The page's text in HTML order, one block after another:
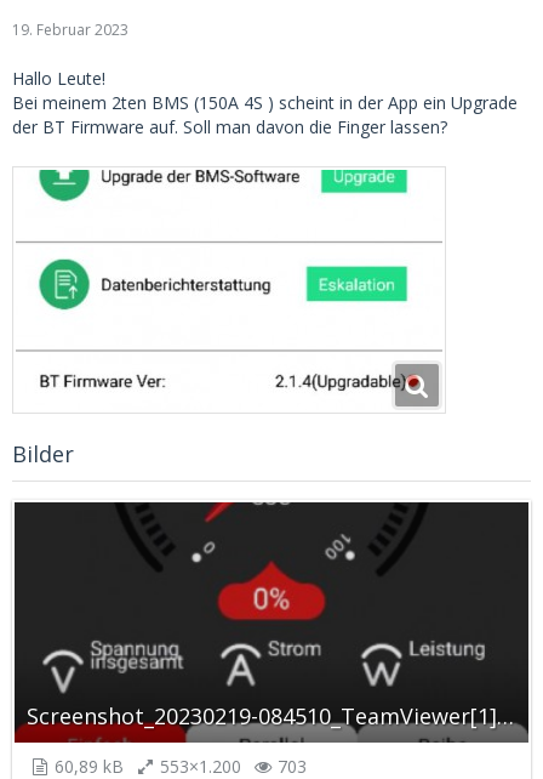
19. Februar 2023
Hallo Leute!
Bei meinem 2ten BMS (150A 4S ) scheint in der App ein Upgrade
der BT Firmware auf. Soll man davon die Finger lassen?
Bilder
Screenshot_20230219-084510_TeamViewer[1]_autoscaled.jpg
60,89 kB 553×1.200 703